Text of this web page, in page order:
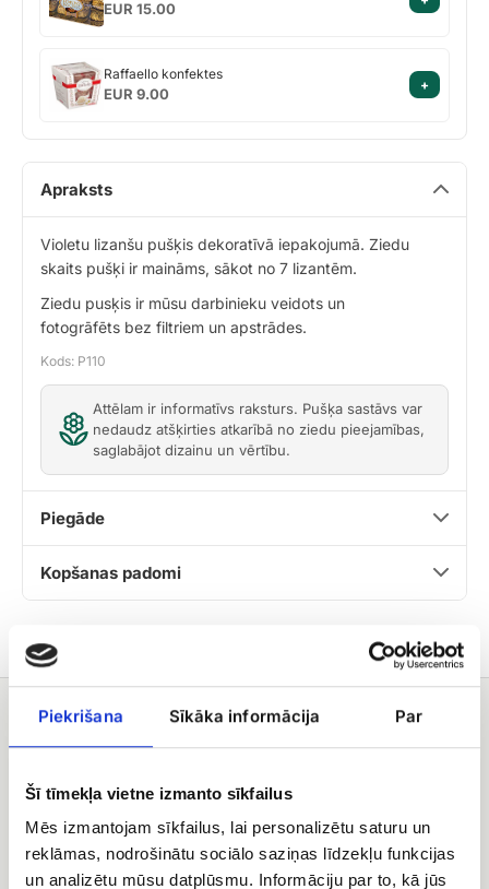
Piekrišana Sīkāka informācija Par
Šī tīmekļa vietne izmanto sīkfailus
Mēs izmantojam sīkfailus, lai personalizētu saturu un
reklāmas, nodrošinātu sociālo saziņas līdzekļu funkcijas
un analizētu mūsu datplūsmu. Informāciju par to, kā jūs
rocher
EUR 15.00
Raffaello
konfektes
Raffaello konfektes
EUR 9.00
+
Apraksts
Violetu lizanšu pušķis dekoratīvā iepakojumā. Ziedu
skaits pušķi ir maināms, sākot no 7 lizantēm.
Ziedu pusķis ir mūsu darbinieku veidots un
fotogrāfēts bez filtriem un apstrādes.
Kods: P110
Attēlam ir informatīvs raksturs. Pušķa sastāvs var
nedaudz atšķirties atkarībā no ziedu pieejamības,
saglabājot dizainu un vērtību.
Piegāde
Kopšanas padomi
Jums varētu patikt
grozs
Merci